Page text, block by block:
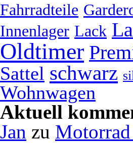
Fahrradteile
Innenlager Lack
Oldtimer
Sattel schwarz
Wohnwagen
Aktuell
Jan zu